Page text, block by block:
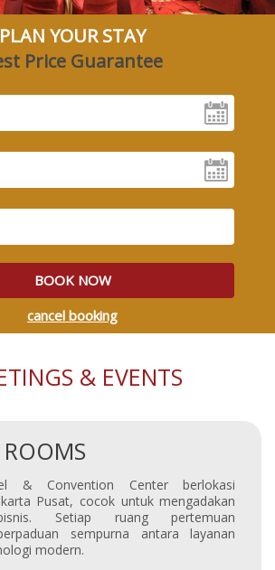
PLAN YOUR STAY
Price Guarantee
BOOK NOW
cancel booking
& EVENTS
& Convention Center berlokasi
Pusat, cocok untuk mengadakan
Setiap ruang pertemuan
sempurna antara layanan
modern.